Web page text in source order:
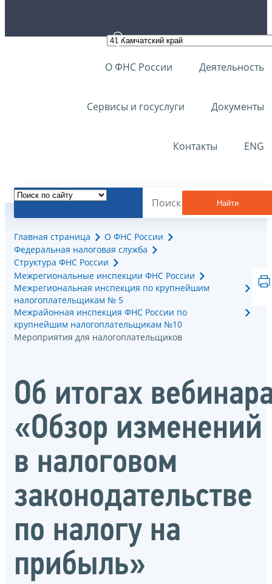
О ФНС России Деятельность
Сервисы и госуслуги Документы
Контакты ENG
Найти
Главная страница
О ФНС России
Федеральная налоговая служба
Структура ФНС России
Межрегиональные инспекции ФНС России
Межрегиональная инспекция по крупнейшим
налогоплательщикам № 5
Межрайонная инспекция ФНС России по
крупнейшим налогоплательщикам №10
Мероприятия для налогоплательщиков
Об итогах
«Обзор изменений
в налоговом
законодательстве
по налогу на
прибыль»